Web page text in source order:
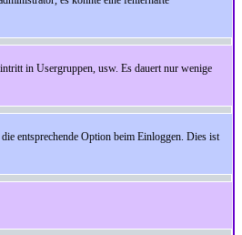
in Usergruppen, usw. Es dauert nur wenige
entsprechende Option beim Einloggen. Dies ist